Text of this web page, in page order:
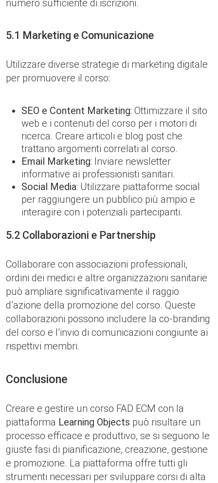
numero sufficiente di iscrizioni.
5.1 Marketing e Comunicazione
Utilizzare diverse strategie di marketing digitale
per promuovere il corso:
SEO e Content Marketing: Ottimizzare il sito
web e i contenuti del corso per i motori di
ricerca. Creare articoli e blog post che
trattano argomenti correlati al corso.
Email Marketing: Inviare newsletter
informative ai professionisti sanitari.
Social Media: Utilizzare piattaforme social
per raggiungere un pubblico più ampio e
interagire con i potenziali partecipanti.
5.2 Collaborazioni e Partnership
Collaborare con associazioni professionali,
ordini dei medici e altre organizzazioni sanitarie
può ampliare significativamente il raggio
d’azione della promozione del corso. Queste
collaborazioni possono includere la co-branding
del corso e l’invio di comunicazioni congiunte ai
rispettivi membri.
Conclusione
Creare e gestire un corso FAD ECM con la
piattaforma Learning Objects può risultare un
processo efficace e produttivo, se si seguono le
giuste fasi di pianificazione, creazione, gestione
e promozione. La piattaforma offre tutti gli
strumenti necessari per sviluppare corsi di alta